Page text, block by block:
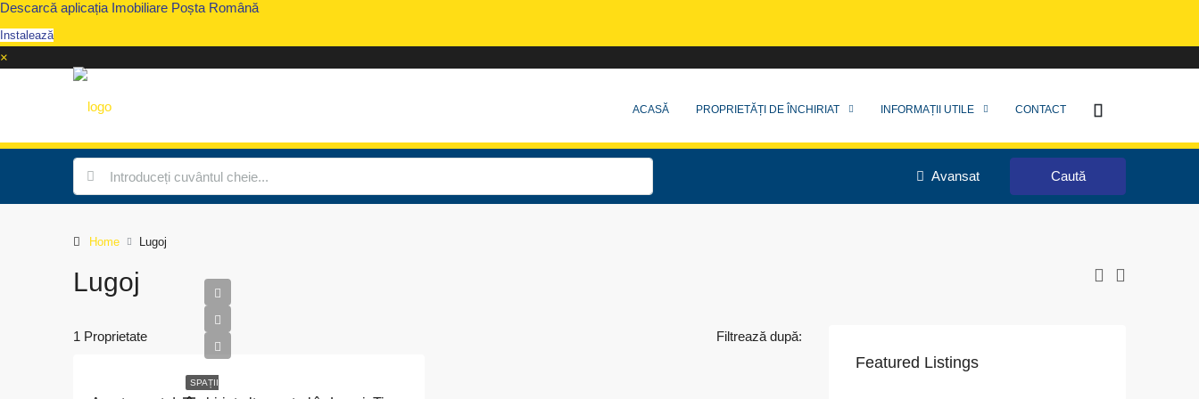
Descarcă aplicația Imobiliare Poșta Română
Instalează
×
ACASĂ PROPRIETĂȚI DE ÎNCHIRIAT INFORMAȚII UTILE CONTACT
Avansat Caută
Home Lugoj
Lugoj
1 Proprietate Filtrează după:
SPAȚII
Featured Listings